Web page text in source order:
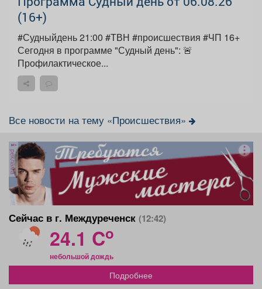
(16+)
#Судныйдень 21:00 #ТВН #происшествия #ЧП 16+
Сегодня в программе "Судный день": 🚨
Профилактическое...
Все новости на тему «Происшествия»
реклама
Сейчас в г. Междуреченск (12:42)
24.1 Co
небольшой дождь
Подробнее